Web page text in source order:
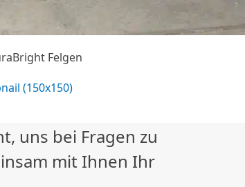
Felgen
(150x150)
uns bei Fragen zu
mit Ihnen Ihr